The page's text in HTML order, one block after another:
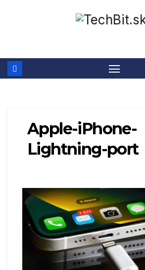
Apple-iPhone-
Lightning-port